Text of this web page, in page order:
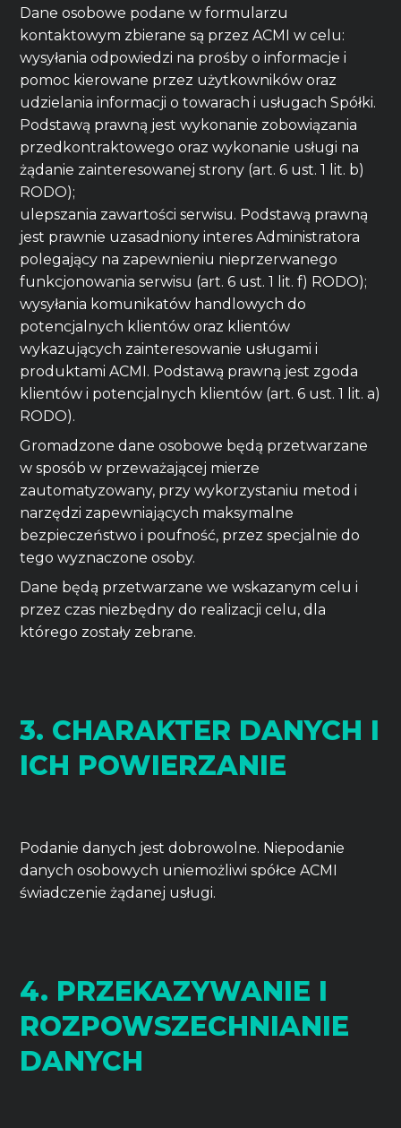
Dane osobowe podane w formularzu
kontaktowym zbierane są przez ACMI w celu:
wysyłania odpowiedzi na prośby o informacje i
pomoc kierowane przez użytkowników oraz
udzielania informacji o towarach i usługach Spółki.
Podstawą prawną jest wykonanie zobowiązania
przedkontraktowego oraz wykonanie usługi na
żądanie zainteresowanej strony (art. 6 ust. 1 lit. b)
RODO);
ulepszania zawartości serwisu. Podstawą prawną
jest prawnie uzasadniony interes Administratora
polegający na zapewnieniu nieprzerwanego
funkcjonowania serwisu (art. 6 ust. 1 lit. f) RODO);
wysyłania komunikatów handlowych do
potencjalnych klientów oraz klientów
wykazujących zainteresowanie usługami i
produktami ACMI. Podstawą prawną jest zgoda
klientów i potencjalnych klientów (art. 6 ust. 1 lit. a)
RODO).
Gromadzone dane osobowe będą przetwarzane
w sposób w przeważającej mierze
zautomatyzowany, przy wykorzystaniu metod i
narzędzi zapewniających maksymalne
bezpieczeństwo i poufność, przez specjalnie do
tego wyznaczone osoby.
Dane będą przetwarzane we wskazanym celu i
przez czas niezbędny do realizacji celu, dla
którego zostały zebrane.
3. CHARAKTER DANYCH I
ICH POWIERZANIE
Podanie danych jest dobrowolne. Niepodanie
danych osobowych uniemożliwi spółce ACMI
świadczenie żądanej usługi.
4. PRZEKAZYWANIE I
ROZPOWSZECHNIANIE
DANYCH